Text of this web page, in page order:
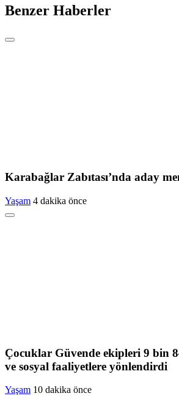
Benzer Haberler
Karabağlar Zabıtası’nda aday
Yaşam 4 dakika önce
Çocuklar Güvende ekipleri 9 bin
ve sosyal faaliyetlere yönlendirdi
Yaşam 10 dakika önce